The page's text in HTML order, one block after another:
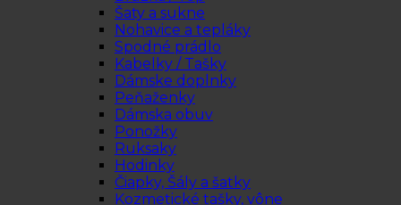
Šaty a sukne
Nohavice a tepláky
Spodné prádlo
Kabelky / Tašky
Dámske doplnky
Peňaženky
Dámska obuv
Ponožky
Ruksaky
Hodinky
Čiapky, Šály a šatky
Kozmetické tašky, vône